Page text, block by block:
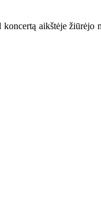
aikštėje žiūrėjo